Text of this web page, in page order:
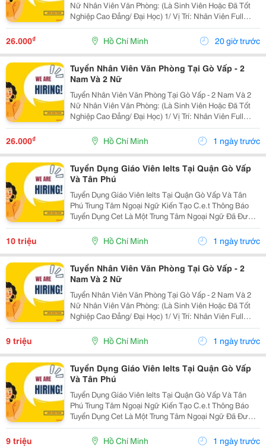
Nữ Nhân Viên Văn Phòng: (Là Sinh Viên Hoặc Đã Tốt
Nghiệp Cao Đẳng/ Đại Học) 1/ Vị Trí: Nhân Viên Full
Time (2 Nam 2 Nữ) Ca Làm: 13:00 Đến 21:00 (1 Tháng
Được Nghỉ Phép 1 Ngày, Và Hưởng Các Ngày...
26.000₫ Hồ Chí Minh 20 giờ trước
Tuyển Nhân Viên Văn Phòng Tại Gò Vấp - 2
Nam Và 2 Nữ
Tuyển Nhân Viên Văn Phòng Tại Gò Vấp - 2 Nam Và 2
Nữ Nhân Viên Văn Phòng: (Là Sinh Viên Hoặc Đã Tốt
Nghiệp Cao Đẳng/ Đại Học) 1/ Vị Trí: Nhân Viên Full
Time (2 Nam 2 Nữ) Ca Làm: 13:00 Đến 21:00 (1 Tháng
Được Nghỉ Phép 1 Ngày, Và Hưởng Các Ngày...
26.000₫ Hồ Chí Minh 1 ngày trước
Tuyển Dụng Giáo Viên Ielts Tại Quận Gò Vấp
Và Tân Phú
Tuyển Dụng Giáo Viên Ielts Tại Quận Gò Vấp Và Tân
Phú Trung Tâm Ngoại Ngữ Kiến Tạo C.e.t Thông Báo
Tuyển Dụng Cet Là Một Trung Tâm Ngoại Ngữ Đã Được
Thành Lập 16 Năm Chuyên Về Chương Trình Anh Văn
Học Thuật Ielts &Ndash; Toefl Ibt. Trung Tâm...
10 triệu Hồ Chí Minh 1 ngày trước
Tuyển Nhân Viên Văn Phòng Tại Gò Vấp - 2
Nam Và 2 Nữ
Tuyển Nhân Viên Văn Phòng Tại Gò Vấp - 2 Nam Và 2
Nữ Nhân Viên Văn Phòng: (Là Sinh Viên Hoặc Đã Tốt
Nghiệp Cao Đẳng/ Đại Học) 1/ Vị Trí: Nhân Viên Full
Time (2 Nam 2 Nữ) Ca Làm: 13:00 Đến 21:00 (1 Tháng
Được Nghỉ Phép 1 Ngày, Và Hưởng Các Ngày...
9 triệu Hồ Chí Minh 1 ngày trước
Tuyển Dụng Giáo Viên Ielts Tại Quận Gò Vấp
Và Tân Phú
Tuyển Dụng Giáo Viên Ielts Tại Quận Gò Vấp Và Tân
Phú Trung Tâm Ngoại Ngữ Kiến Tạo C.e.t Thông Báo
Tuyển Dụng Cet Là Một Trung Tâm Ngoại Ngữ Đã Được
Thành Lập 16 Năm Chuyên Về Chương Trình Anh Văn
Học Thuật Ielts &Ndash; Toefl Ibt. Trung Tâm...
9 triệu Hồ Chí Minh 1 ngày trước